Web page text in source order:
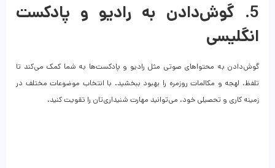
5. گوش‌دادن به رادیو و پادکست
انگلیسی
گوش‌دادن به محتواهای صوتی مثل رادیو و پادکست‌ها به شما کمک می‌کند تا
تلفظ، لهجه و مکالمات روزمره را بهبود ببخشید. با انتخاب موضوعات مختلف در
زمینه کاری و تحصیلی خود، می‌توانید مهارت شنیداری‌تان را تقویت کنید.